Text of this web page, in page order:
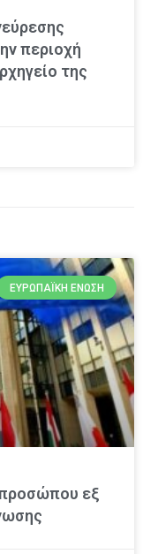
περιοχή
της
ΕΥΡΩΠΑΪΚΉ ΈΝΩΣΗ
εξ